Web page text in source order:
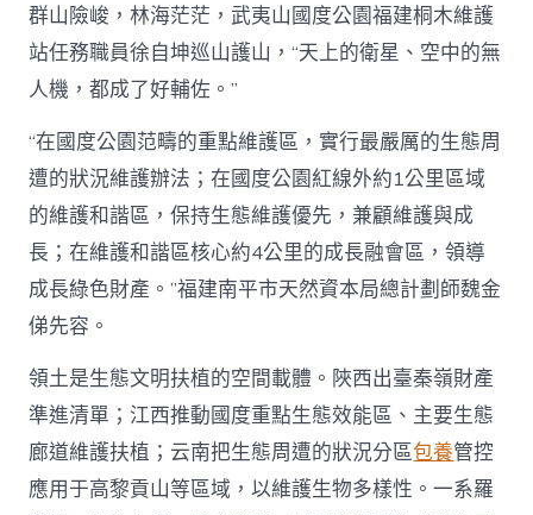
群山險峻，林海茫茫，武夷山國度公園福建桐木維護
站任務職員徐自坤巡山護山，“天上的衛星、空中的無
人機，都成了好輔佐。”
“在國度公園范疇的重點維護區，實行最嚴厲的生態周
遭的狀況維護辦法；在國度公園紅線外約1公里區域
的維護和諧區，保持生態維護優先，兼顧維護與成
長；在維護和諧區核心約4公里的成長融會區，領導
成長綠色財產。”福建南平市天然資本局總計劃師魏金
俤先容。
領土是生態文明扶植的空間載體。陜西出臺秦嶺財產
準進清單；江西推動國度重點生態效能區、主要生態
廊道維護扶植；云南把生態周遭的狀況分區包養管控
應用于高黎貢山等區域，以維護生物多樣性。一系羅